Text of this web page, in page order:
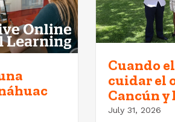
Cuando
cuidar el
Cancún
July 31, 2026